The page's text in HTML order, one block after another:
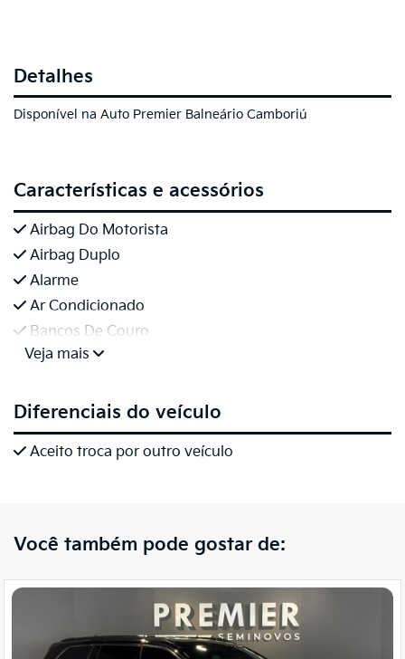
Detalhes
Disponível na Auto Premier Balneário Camboriú
Características e acessórios
Airbag Do Motorista
Airbag Duplo
Alarme
Ar Condicionado
Bancos De Couro
Veja mais
Diferenciais do veículo
Aceito troca por outro veículo
Você também pode gostar de: